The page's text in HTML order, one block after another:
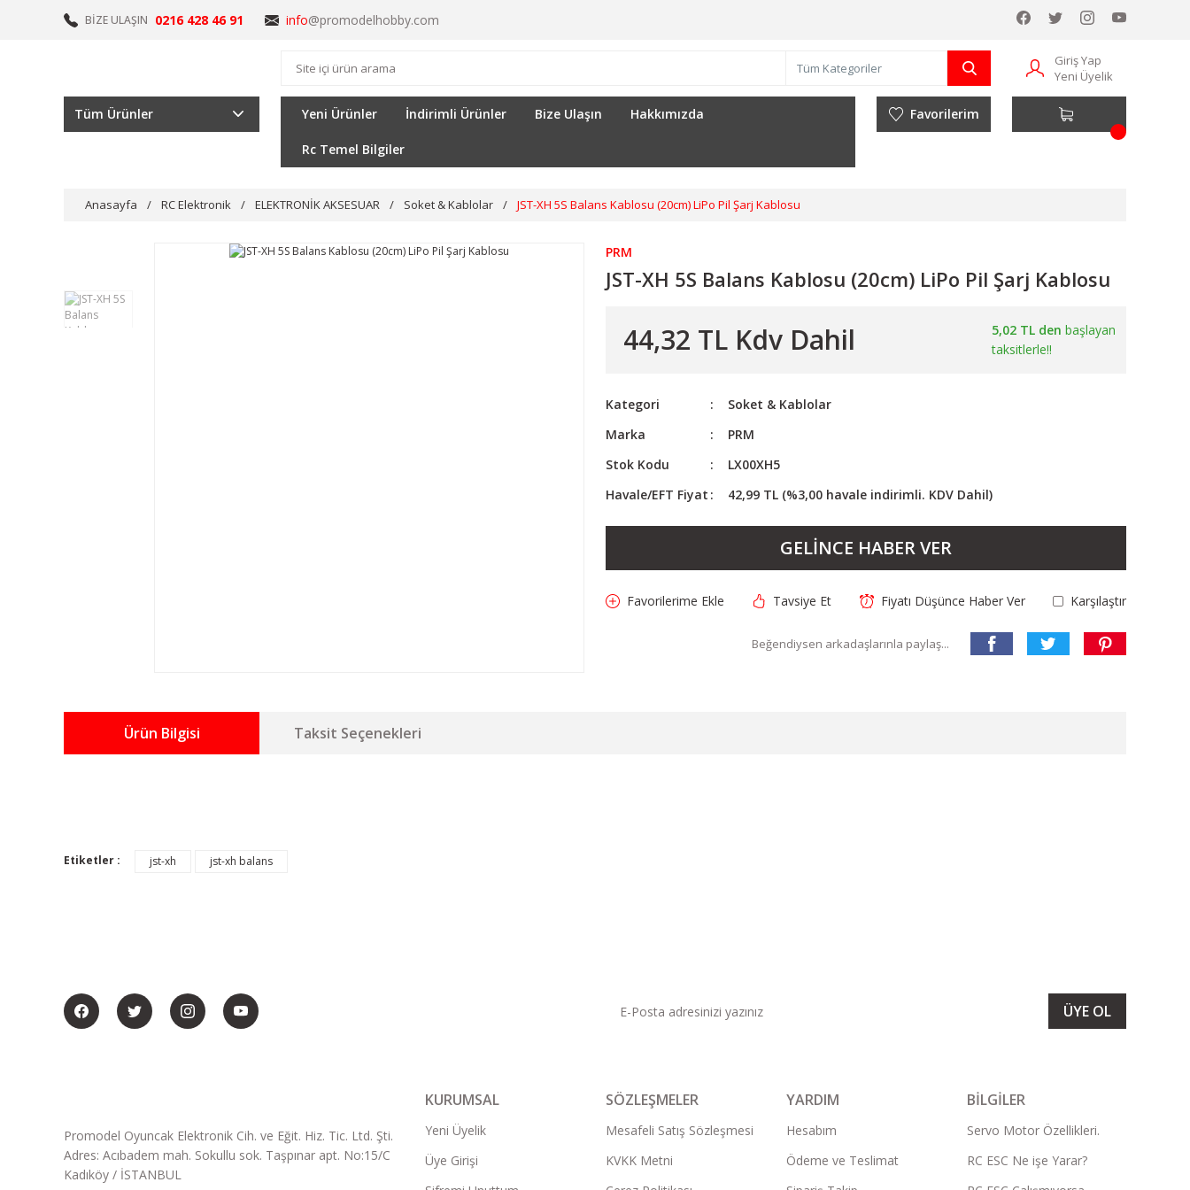
BİZE ULAŞIN 0216 428 46 91 info@promodelhobby.com
Giriş Yap
Yeni Üyelik
Tüm Ürünler Yeni Ürünler İndirimli Ürünler Bize Ulaşın Hakkımızda
Rc Temel Bilgiler
Favorilerim
Anasayfa RC Elektronik ELEKTRONİK AKSESUAR Soket & Kablolar JST-XH 5S Balans Kablosu (20cm) LiPo Pil Şarj Kablosu
PRM
JST-XH 5S Balans Kablosu (20cm) LiPo Pil Şarj Kablosu
44,32 TL Kdv Dahil 5,02 TL den başlayan
taksitlerle!!
Kategori
Soket & Kablolar
Marka
PRM
Stok Kodu
LX00XH5
Havale/EFT Fiyat
42,99 TL (%3,00 havale indirimli. KDV Dahil)
GELİNCE HABER VER
Tavsiye Et Fiyatı Düşünce Haber Ver Karşılaştır
Beğendiysen arkadaşlarınla paylaş...
Ürün Bilgisi Taksit Seçenekleri
Etiketler : jst-xh jst-xh balans
ÜYE OL
Promodel Oyuncak Elektronik Cih. ve Eğit. Hiz. Tic. Ltd. Şti.
Adres: Acıbadem mah. Sokullu sok. Taşpınar apt. No:15/C
Kadıköy / İSTANBUL
KURUMSAL
Yeni Üyelik
Üye Girişi
SÖZLEŞMELER
Mesafeli Satış Sözleşmesi
KVKK Metni
YARDIM
Hesabım
Ödeme ve Teslimat
BİLGİLER
Servo Motor Özellikleri.
RC ESC Ne işe Yarar?